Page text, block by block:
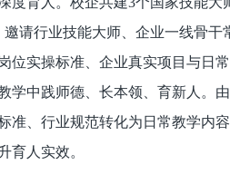
请行业技能大师、企业一线骨
位实操标准、企业真实项目与日
学中践师德、长本领、育新人。
准、行业规范转化为日常教学内
育人实效。